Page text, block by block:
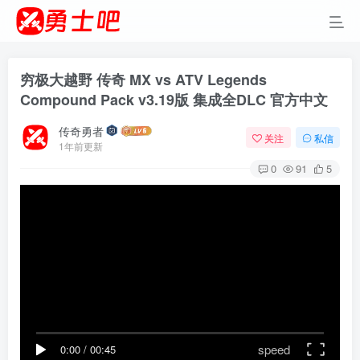
穷极大越野 传奇 MX vs ATV Legends
Compound Pack v3.19版 集成全DLC 官方中文
传奇勇者
1年前更新
关注 私信
0 91 5
0:00 / 00:45 speed